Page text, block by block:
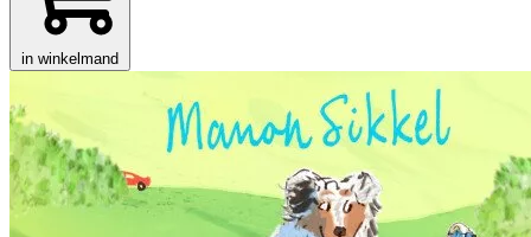
in winkelmand